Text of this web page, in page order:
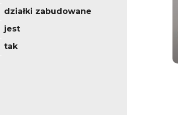
działki zabudowane
jest
tak